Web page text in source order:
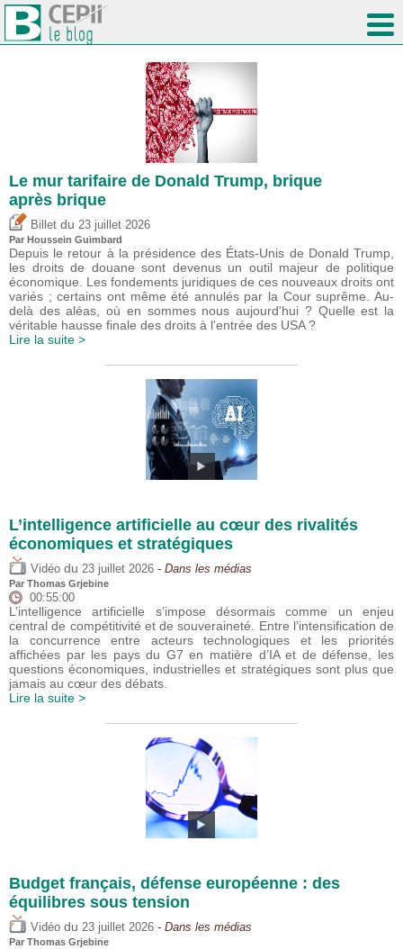
Le mur tarifaire de Donald Trump, brique
après brique
Billet du 23 juillet 2026
Par Houssein Guimbard
Depuis le retour à la présidence des États-Unis de Donald Trump,
les droits de douane sont devenus un outil majeur de politique
économique. Les fondements juridiques de ces nouveaux droits ont
variés ; certains ont même été annulés par la Cour suprême. Au-
delà des aléas, où en sommes nous aujourd'hui ? Quelle est la
véritable hausse finale des droits à l'entrée des USA ?
Lire la suite >
L’intelligence artificielle au cœur des rivalités
économiques et stratégiques
Vidéo du 23 juillet 2026 - Dans les médias
Par Thomas Grjebine
00:55:00
L’intelligence artificielle s’impose désormais comme un enjeu
central de compétitivité et de souveraineté. Entre l’intensification de
la concurrence entre acteurs technologiques et les priorités
affichées par les pays du G7 en matière d’IA et de défense, les
questions économiques, industrielles et stratégiques sont plus que
jamais au cœur des débats.
Lire la suite >
Budget français, défense européenne : des
équilibres sous tension
Vidéo du 23 juillet 2026 - Dans les médias
Par Thomas Grjebine